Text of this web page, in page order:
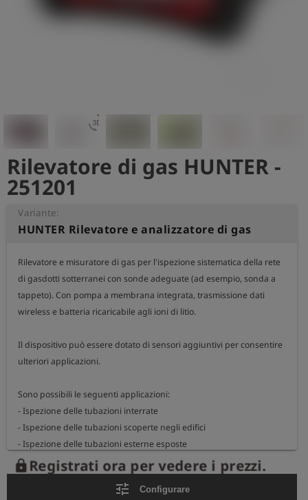
3d_rotation
Rilevatore di gas HUNTER -
251201
Variante:
HUNTER Rilevatore e analizzatore di gas
Rilevatore e misuratore di gas per l'ispezione sistematica della rete
di gasdotti sotterranei con sonde adeguate (ad esempio, sonda a
tappeto). Con pompa a membrana integrata, trasmissione dati
wireless e batteria ricaricabile agli ioni di litio.
Il dispositivo può essere dotato di sensori aggiuntivi per consentire
ulteriori applicazioni.
Sono possibili le seguenti applicazioni:
- Ispezione delle tubazioni interrate
- Ispezione delle tubazioni scoperte negli edifici
- Ispezione delle tubazioni esterne esposte
- Ispezione per la localizzazione dei gas nel suolo (opzionale)
- Lavaggio delle tubazioni del gas (opzionale, solo in combinazione
con l'ispezione dei gas nel suolo)
lockRegistrati ora per vedere i prezzi.
tune Configurare